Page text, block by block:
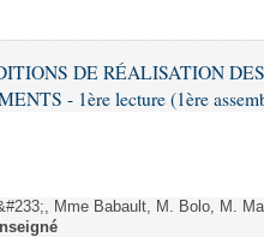
DE RÉALISATION
- 1ère lecture (1ère
Mme Babault, M. Bolo, M.